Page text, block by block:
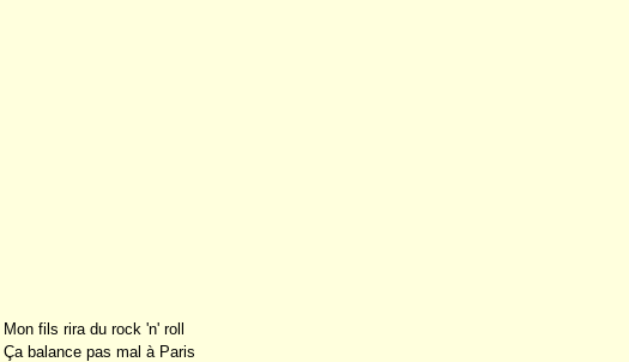
Mon fils rira du rock 'n' roll
Ça balance pas mal à Paris